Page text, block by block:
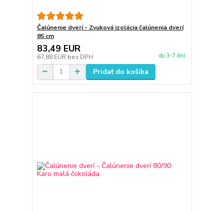
Čalúnenie dverí - Zvuková izolácia čalúnenia dverí
85 cm
83,49 EUR
67,88 EUR bez DPH do 3-7 dní
Pridať do košíka